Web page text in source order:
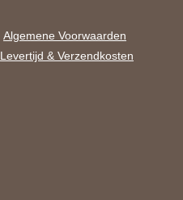
Algemene Voorwaarden
Levertijd & Verzendkosten